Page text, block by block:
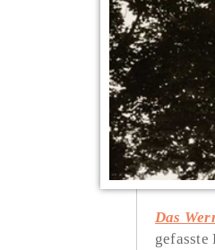
Das